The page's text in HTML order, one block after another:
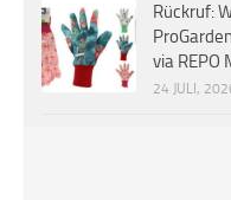
Rückruf:
via REPO
24 JULI,